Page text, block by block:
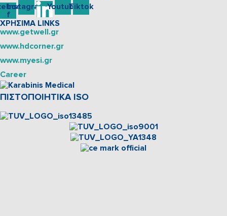
f
InstagramYoutubeTiktok
ΧΡΗΣΙΜΑ LINKS
www.getwell.gr
www.hdcorner.gr
www.myesi.gr
Career
ΠΙΣΤΟΠΟΙΗΤΙΚΑ ISO